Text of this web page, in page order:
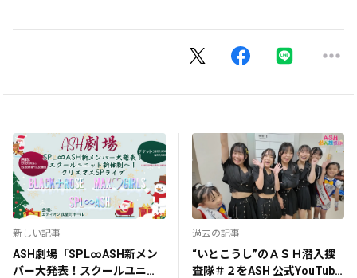
新しい記事
ASH劇場「SPL∞ASH新メン
バー大発表！スクールユニッ
過去の記事
“いとこうし”のＡＳＨ潜入捜
査隊＃２をASH 公式YouTube